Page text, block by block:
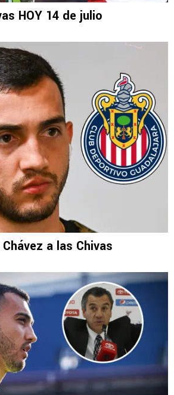
HOY 14 de julio
a las Chivas